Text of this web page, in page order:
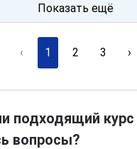
Показать ещё
‹ 1 2 3 ›
подходящий курс
вопросы?